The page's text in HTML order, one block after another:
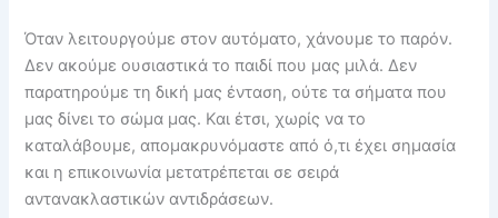
Όταν λειτουργούμε στον αυτόματο, χάνουμε το παρόν.
Δεν ακούμε ουσιαστικά το παιδί που μας μιλά. Δεν
παρατηρούμε τη δική μας ένταση, ούτε τα σήματα που
μας δίνει το σώμα μας. Και έτσι, χωρίς να το
καταλάβουμε, απομακρυνόμαστε από ό,τι έχει σημασία
και η επικοινωνία μετατρέπεται σε σειρά
αντανακλαστικών αντιδράσεων.